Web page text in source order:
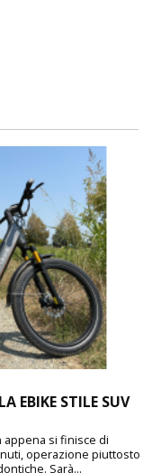
EBIKE STILE SUV
si finisce di
operazione piuttosto
Sarà...